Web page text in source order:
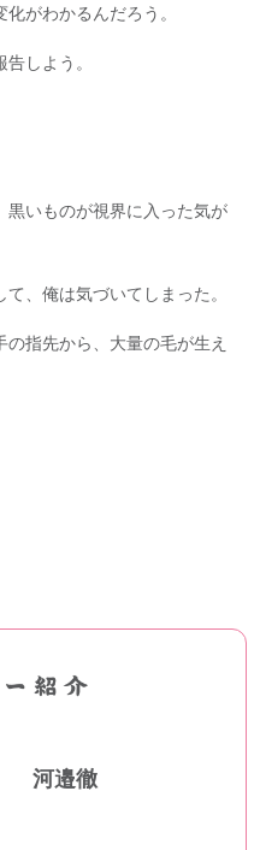
がわかるんだろう。
しよう。
黒いものが視界に入った気が
、俺は気づいてしまった。
指先から、大量の毛が生え
河邉徹